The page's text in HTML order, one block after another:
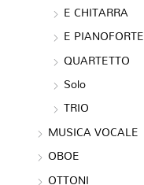
E CHITARRA
E PIANOFORTE
QUARTETTO
Solo
TRIO
MUSICA VOCALE
OBOE
OTTONI